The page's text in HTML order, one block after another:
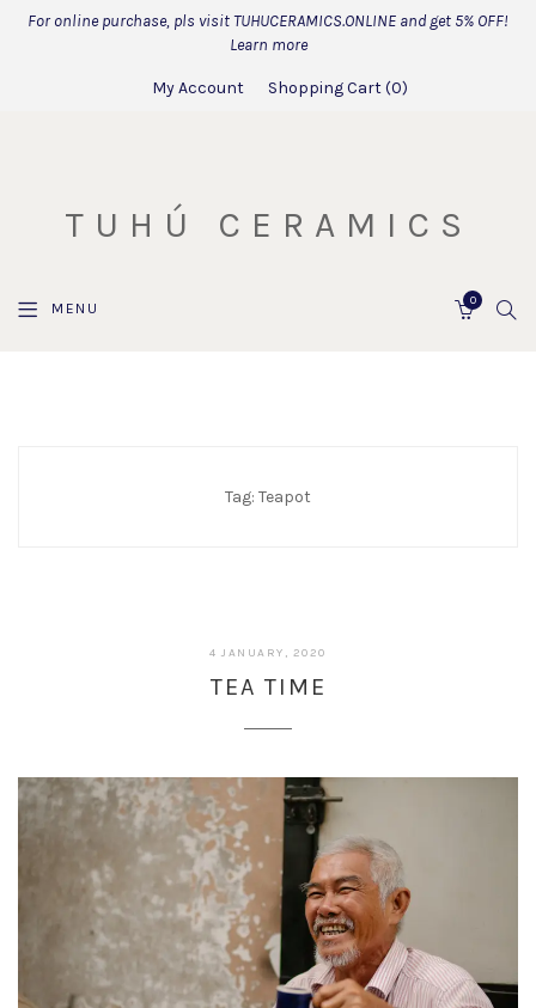
For online purchase, pls visit TUHUCERAMICS.ONLINE and get 5% OFF!
Learn more
My Account Shopping Cart 0
TUHÚ CERAMICS
MENU 0
Tag: Teapot
4 JANUARY, 2020
TEA TIME